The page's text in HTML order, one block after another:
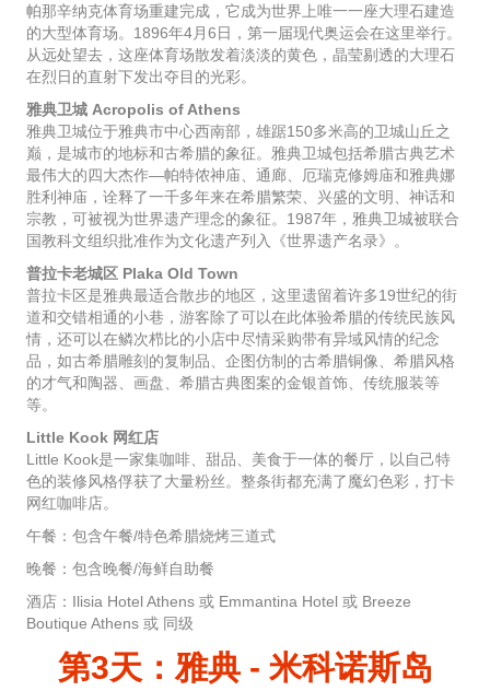
帕那辛纳克体育场重建完成，它成为世界上唯一一座大理石建造
的大型体育场。1896年4月6日，第一届现代奥运会在这里举行。
从远处望去，这座体育场散发着淡淡的黄色，晶莹剔透的大理石
在烈日的直射下发出夺目的光彩。
雅典卫城 Acropolis of Athens
雅典卫城位于雅典市中心西南部，雄踞150多米高的卫城山丘之
巅，是城市的地标和古希腊的象征。雅典卫城包括希腊古典艺术
最伟大的四大杰作—帕特侬神庙、通廊、厄瑞克修姆庙和雅典娜
胜利神庙，诠释了一千多年来在希腊繁荣、兴盛的文明、神话和
宗教，可被视为世界遗产理念的象征。1987年，雅典卫城被联合
国教科文组织批准作为文化遗产列入《世界遗产名录》。
普拉卡老城区 Plaka Old Town
普拉卡区是雅典最适合散步的地区，这里遗留着许多19世纪的街
道和交错相通的小巷，游客除了可以在此体验希腊的传统民族风
情，还可以在鳞次栉比的小店中尽情采购带有异域风情的纪念
品，如古希腊雕刻的复制品、企图仿制的古希腊铜像、希腊风格
的才气和陶器、画盘、希腊古典图案的金银首饰、传统服装等
等。
Little Kook 网红店
Little Kook是一家集咖啡、甜品、美食于一体的餐厅，以自己特
色的装修风格俘获了大量粉丝。整条街都充满了魔幻色彩，打卡
网红咖啡店。
午餐：包含午餐/特色希腊烧烤三道式
晚餐：包含晚餐/海鲜自助餐
酒店：Ilisia Hotel Athens 或 Emmantina Hotel 或 Breeze
Boutique Athens 或 同级
第3天：雅典 - 米科诺斯岛